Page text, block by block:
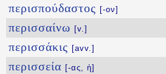
περισπούδαστος [-ον]
περισσαίνω [v.]
περισσάκις [avv.]
περισσεία [-ας, ἡ]